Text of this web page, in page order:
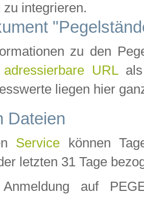
integrieren.
zu den
URLals
liegen hier
Dateien
Service können
letzten 31 Tage
auf